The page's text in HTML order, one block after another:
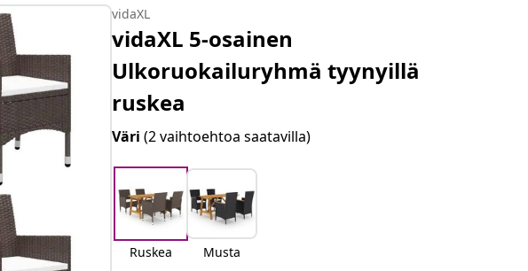
vidaXL
vidaXL 5-osainen
Ulkoruokailuryhmä tyynyillä
ruskea
Väri(2 vaihtoehtoa saatavilla)
Ruskea Musta